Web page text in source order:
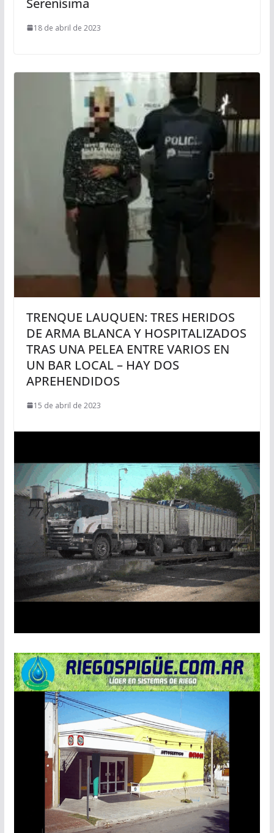
Serenísima
18 de abril de 2023
TRENQUE LAUQUEN: TRES HERIDOS
DE ARMA BLANCA Y HOSPITALIZADOS
TRAS UNA PELEA ENTRE VARIOS EN
UN BAR LOCAL – HAY DOS
APREHENDIDOS
15 de abril de 2023